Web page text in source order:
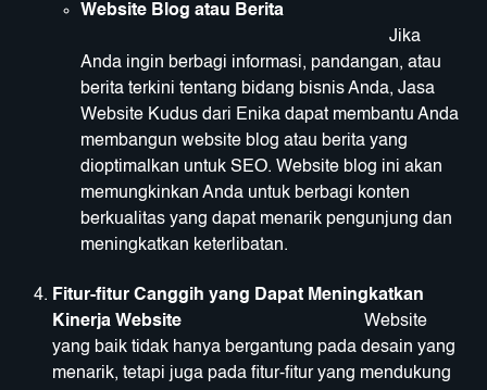
Website Blog atau Berita
Jika
Anda ingin berbagi informasi, pandangan, atau
berita terkini tentang bidang bisnis Anda, Jasa
Website Kudus dari Enika dapat membantu Anda
membangun website blog atau berita yang
dioptimalkan untuk SEO. Website blog ini akan
memungkinkan Anda untuk berbagi konten
berkualitas yang dapat menarik pengunjung dan
meningkatkan keterlibatan.
Fitur-fitur Canggih yang Dapat Meningkatkan
Kinerja Website Website
yang baik tidak hanya bergantung pada desain yang
menarik, tetapi juga pada fitur-fitur yang mendukung